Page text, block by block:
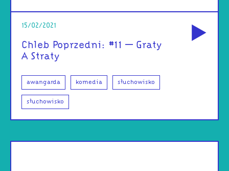
15/02/2021
Chleb Poprzedni: #11 – Graty
A Straty
awangarda komedia słuchowisko
słuchowisko